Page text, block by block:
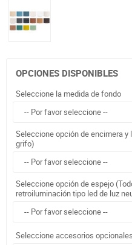
OPCIONES DISPONIBLES
Seleccione la medida de fondo
Seleccione opción de encimera y
grifo)
Seleccione opción de espejo
retroiluminación tipo led de luz
Seleccione accesorios opcionales